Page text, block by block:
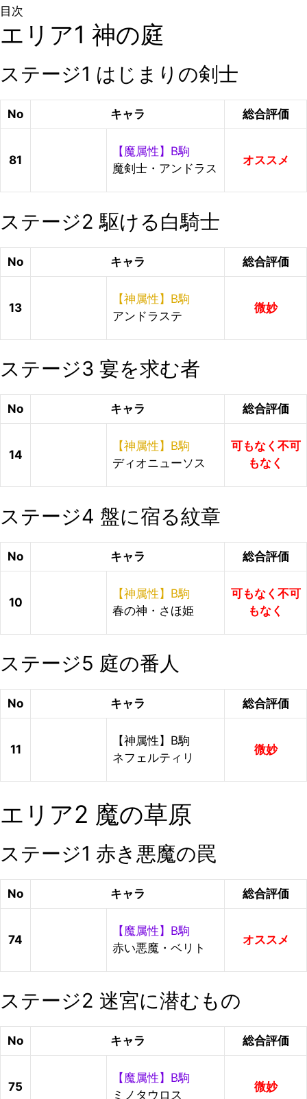
目次
エリア1 神の庭
ステージ1 はじまりの剣士
No キャラ 総合評価
81
【魔属性】B駒
魔剣士・アンドラス
オススメ
ステージ2 駆ける白騎士
No キャラ 総合評価
13
【神属性】B駒
アンドラステ
微妙
ステージ3 宴を求む者
No キャラ 総合評価
14
【神属性】B駒
ディオニューソス
可もなく不可
もなく
ステージ4 盤に宿る紋章
No キャラ 総合評価
10
【神属性】B駒
春の神・さほ姫
可もなく不可
もなく
ステージ5 庭の番人
No キャラ 総合評価
11
【神属性】B駒
ネフェルティリ
微妙
エリア2 魔の草原
ステージ1 赤き悪魔の罠
No キャラ 総合評価
74
【魔属性】B駒
赤い悪魔・ベリト
オススメ
ステージ2 迷宮に潜むもの
No キャラ 総合評価
75
【魔属性】B駒
ミノタウロス
微妙